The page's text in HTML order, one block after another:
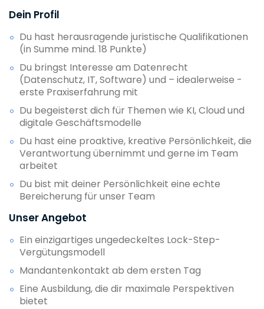
Dein Profil
Du hast herausragende juristische Qualifikationen
(in Summe mind. 18 Punkte)
Du bringst Interesse am Datenrecht
(Datenschutz, IT, Software) und – idealerweise -
erste Praxiserfahrung mit
Du begeisterst dich für Themen wie KI, Cloud und
digitale Geschäftsmodelle
Du hast eine proaktive, kreative Persönlichkeit, die
Verantwortung übernimmt und gerne im Team
arbeitet
Du bist mit deiner Persönlichkeit eine echte
Bereicherung für unser Team
Unser Angebot
Ein einzigartiges ungedeckeltes Lock-Step-
Vergütungsmodell
Mandantenkontakt ab dem ersten Tag
Eine Ausbildung, die dir maximale Perspektiven
bietet